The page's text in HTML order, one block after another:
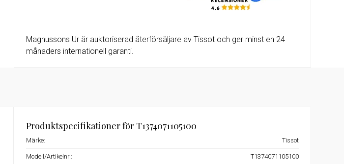
Magnussons Ur är auktoriserad återförsäljare av Tissot och ger minst en 24
månaders internationell garanti.
Produktspecifikationer för T1374071105100
Märke: Tissot
Modell/Artikelnr.: T1374071105100